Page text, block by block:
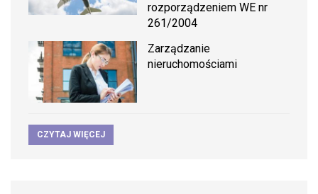
rozporządzeniem WE nr
261/2004
Zarządzanie
nieruchomościami
CZYTAJ WIĘCEJ